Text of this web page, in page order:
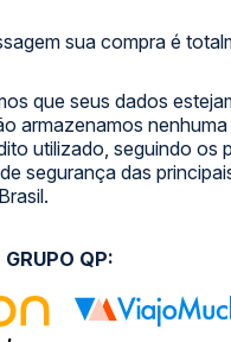
sua compra é
que seus dados
armazenamos
utilizado, seguindo os
segurança das
QP: